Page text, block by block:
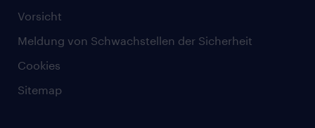
Vorsicht
Meldung von Schwachstellen der Sicherheit
Cookies
Sitemap